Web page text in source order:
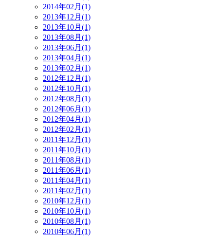
2014年02月(1)
2013年12月(1)
2013年10月(1)
2013年08月(1)
2013年06月(1)
2013年04月(1)
2013年02月(1)
2012年12月(1)
2012年10月(1)
2012年08月(1)
2012年06月(1)
2012年04月(1)
2012年02月(1)
2011年12月(1)
2011年10月(1)
2011年08月(1)
2011年06月(1)
2011年04月(1)
2011年02月(1)
2010年12月(1)
2010年10月(1)
2010年08月(1)
2010年06月(1)